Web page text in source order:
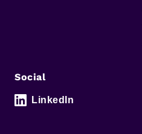
Social
LinkedIn